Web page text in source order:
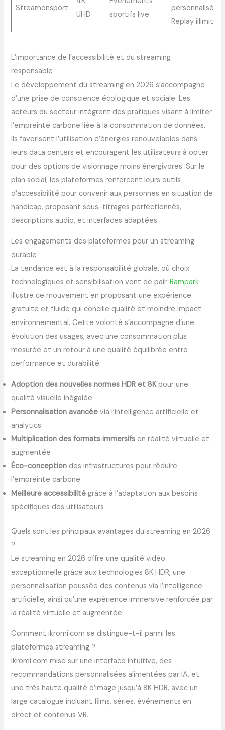
Streamonsport
UHD
sportifs live
personnalisées,
Replay illimité
L’importance de l’accessibilité et du streaming
responsable
Le développement du streaming en 2026 s’accompagne
d’une prise de conscience écologique et sociale. Les
acteurs du secteur intègrent des pratiques visant à limiter
l’empreinte carbone liée à la consommation de données.
Ils favorisent l’utilisation d’énergies renouvelables dans
leurs data centers et encouragent les utilisateurs à opter
pour des options de visionnage moins énergivores. Sur le
plan social, les plateformes renforcent leurs outils
d’accessibilité pour convenir aux personnes en situation de
handicap, proposant sous-titrages perfectionnés,
descriptions audio, et interfaces adaptées.
Les engagements des plateformes pour un streaming
durable
La tendance est à la responsabilité globale, où choix
technologiques et sensibilisation vont de pair.Rampark
illustre ce mouvement en proposant une expérience
gratuite et fluide qui concilie qualité et moindre impact
environnemental. Cette volonté s’accompagne d’une
évolution des usages, avec une consommation plus
mesurée et un retour à une qualité équilibrée entre
performance et durabilité.
Adoption des nouvelles normes HDR et 8Kpour une
qualité visuelle inégalée
Personnalisation avancée via l’intelligence artificielle et
analytics
Multiplication des formats immersifs en réalité virtuelle et
augmentée
Éco-conception des infrastructures pour réduire
l’empreinte carbone
Meilleure accessibilité grâce à l’adaptation aux besoins
spécifiques des utilisateurs
Quels sont les principaux avantages du streaming en 2026
?
Le streaming en 2026 offre une qualité vidéo
exceptionnelle grâce aux technologies 8K HDR, une
personnalisation poussée des contenus via l’intelligence
artificielle, ainsi qu’une expérience immersive renforcée par
la réalité virtuelle et augmentée.
Comment ikromi.com se distingue-t-il parmi les
plateformes streaming ?
Ikromi.com mise sur une interface intuitive, des
recommandations personnalisées alimentées par IA, et
une très haute qualité d’image jusqu’à 8K HDR, avec un
large catalogue incluant films, séries, événements en
direct et contenus VR.